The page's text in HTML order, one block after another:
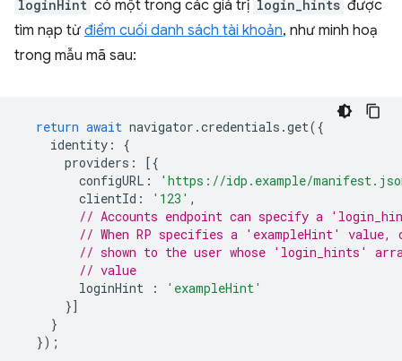
loginHint có một trong các giá trị login_hints được
tìm nạp từ điểm cuối danh sách tài khoản, như minh hoạ
trong mẫu mã sau:
return await navigator .credentials .get({
identity :
{
providers :
[{
configURL :
'https://idp.example/
clientId : '123' ,
// Accounts endpoint can specify a
// When RP specifies a 'exampleHint' value,
// shown to the user whose 'login_hints'
// value
loginHint
:
'exampleHint'
}]
}
});